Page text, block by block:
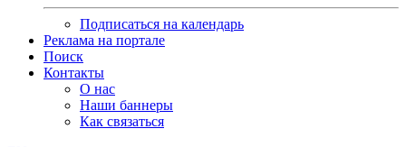
Подписаться на календарь
Реклама на портале
Поиск
Контакты
О нас
Наши баннеры
Как связаться